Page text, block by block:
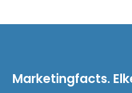
Marketingfacts.